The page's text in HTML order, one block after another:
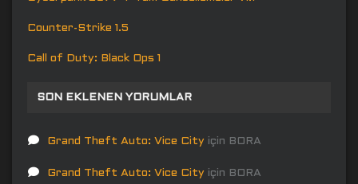
Counter-Strike 1.5
Call of Duty: Black Ops 1
SON EKLENEN YORUMLAR
Grand Theft Auto: Vice City için BORA
Grand Theft Auto: Vice City için BORA